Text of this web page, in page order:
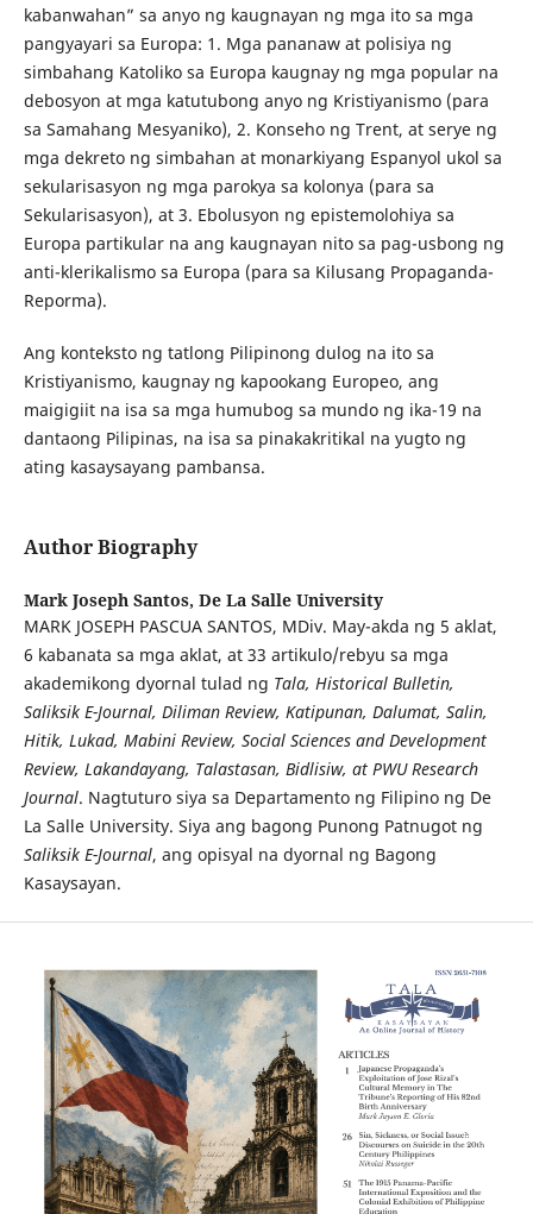
kabanwahan” sa anyo ng kaugnayan ng mga ito sa mga
pangyayari sa Europa: 1. Mga pananaw at polisiya ng
simbahang Katoliko sa Europa kaugnay ng mga popular na
debosyon at mga katutubong anyo ng Kristiyanismo (para
sa Samahang Mesyaniko), 2. Konseho ng Trent, at serye ng
mga dekreto ng simbahan at monarkiyang Espanyol ukol sa
sekularisasyon ng mga parokya sa kolonya (para sa
Sekularisasyon), at 3. Ebolusyon ng epistemolohiya sa
Europa partikular na ang kaugnayan nito sa pag-usbong ng
anti-klerikalismo sa Europa (para sa Kilusang Propaganda-
Reporma).
Ang konteksto ng tatlong Pilipinong dulog na ito sa
Kristiyanismo, kaugnay ng kapookang Europeo, ang
maigigiit na isa sa mga humubog sa mundo ng ika-19 na
dantaong Pilipinas, na isa sa pinakakritikal na yugto ng
ating kasaysayang pambansa.
Author Biography
Mark Joseph Santos, De La Salle University
MARK JOSEPH PASCUA SANTOS, MDiv. May-akda ng 5 aklat,
6 kabanata sa mga aklat, at 33 artikulo/rebyu sa mga
akademikong dyornal tulad ng Tala, Historical Bulletin,
Saliksik E-Journal, Diliman Review, Katipunan, Dalumat, Salin,
Hitik, Lukad, Mabini Review, Social Sciences and Development
Review, Lakandayang, Talastasan, Bidlisiw, at PWU Research
Journal. Nagtuturo siya sa Departamento ng Filipino ng De
La Salle University. Siya ang bagong Punong Patnugot ng
Saliksik E-Journal, ang opisyal na dyornal ng Bagong
Kasaysayan.